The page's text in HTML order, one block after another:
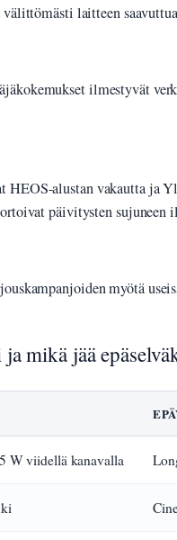
laitteen
ilmestyvät
HEOS-alustan vakautta ja
päivitysten sujuneen
myötä
mikä jää
W viidellä kanavalla